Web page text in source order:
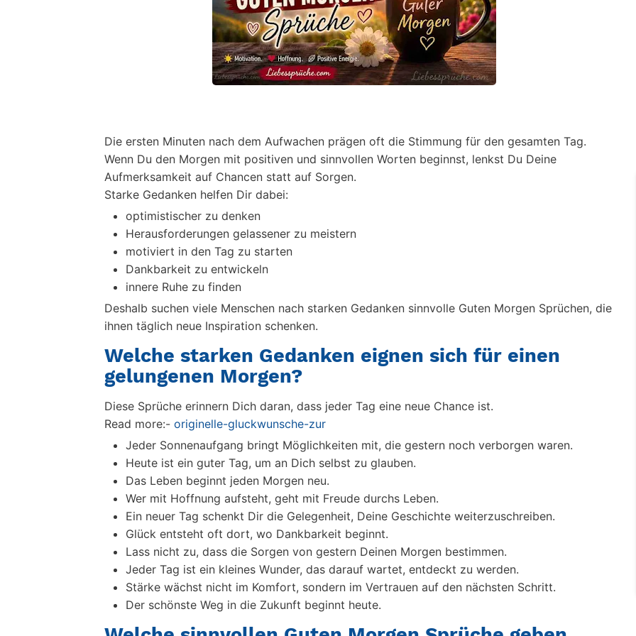
Die ersten Minuten nach dem Aufwachen prägen oft die Stimmung für den gesamten Tag.
Wenn Du den Morgen mit positiven und sinnvollen Worten beginnst, lenkst Du Deine
Aufmerksamkeit auf Chancen statt auf Sorgen.
Starke Gedanken helfen Dir dabei:
optimistischer zu denken
Herausforderungen gelassener zu meistern
motiviert in den Tag zu starten
Dankbarkeit zu entwickeln
innere Ruhe zu finden
Deshalb suchen viele Menschen nach starken Gedanken sinnvolle Guten Morgen Sprüchen, die
ihnen täglich neue Inspiration schenken.
Welche starken Gedanken eignen sich für einen
gelungenen Morgen?
Diese Sprüche erinnern Dich daran, dass jeder Tag eine neue Chance ist.
Read more:- originelle-gluckwunsche-zur
Jeder Sonnenaufgang bringt Möglichkeiten mit, die gestern noch verborgen waren.
Heute ist ein guter Tag, um an Dich selbst zu glauben.
Das Leben beginnt jeden Morgen neu.
Wer mit Hoffnung aufsteht, geht mit Freude durchs Leben.
Ein neuer Tag schenkt Dir die Gelegenheit, Deine Geschichte weiterzuschreiben.
Glück entsteht oft dort, wo Dankbarkeit beginnt.
Lass nicht zu, dass die Sorgen von gestern Deinen Morgen bestimmen.
Jeder Tag ist ein kleines Wunder, das darauf wartet, entdeckt zu werden.
Stärke wächst nicht im Komfort, sondern im Vertrauen auf den nächsten Schritt.
Der schönste Weg in die Zukunft beginnt heute.